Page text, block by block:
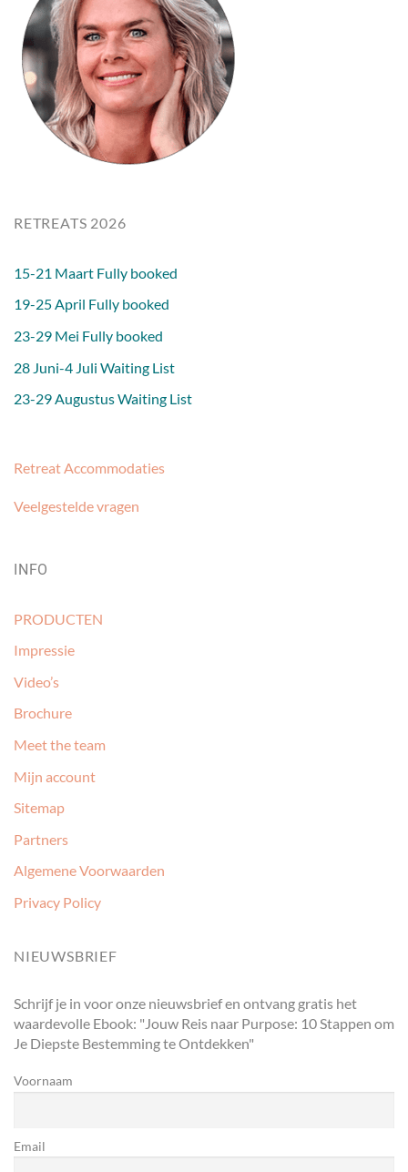
RETREATS 2026
15-21 Maart Fully booked
19-25 April Fully booked
23-29 Mei Fully booked
28 Juni-4 Juli Waiting List
23-29 Augustus Waiting List
Retreat Accommodaties
Veelgestelde vragen
INFO
PRODUCTEN
Impressie
Video’s
Brochure
Meet the team
Mijn account
Sitemap
Partners
Algemene Voorwaarden
Privacy Policy
NIEUWSBRIEF
Schrijf je in voor onze nieuwsbrief en ontvang gratis het
waardevolle Ebook: "Jouw Reis naar Purpose: 10 Stappen om
Je Diepste Bestemming te Ontdekken"
Voornaam
Email